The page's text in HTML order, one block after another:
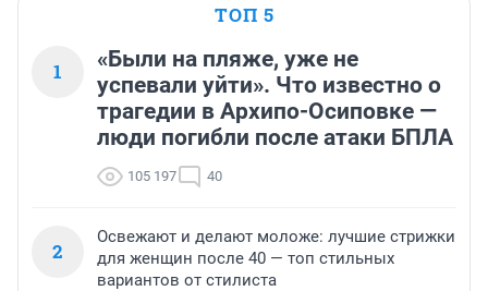
ТОП 5
1
«Были на пляже, уже не
успевали уйти». Что известно о
трагедии в Архипо-Осиповке —
люди погибли после атаки БПЛА
105 197 40
2
Освежают и делают моложе: лучшие стрижки
для женщин после 40 — топ стильных
вариантов от стилиста